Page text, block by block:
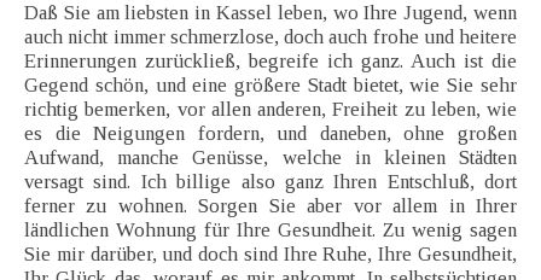
Daß Sie am liebsten in Kassel leben, wo Ihre Jugend, wenn
auch nicht immer schmerzlose, doch auch frohe und heitere
Erinnerungen zurückließ, begreife ich ganz. Auch ist die
Gegend schön, und eine größere Stadt bietet, wie Sie sehr
richtig bemerken, vor allen anderen, Freiheit zu leben, wie
es die Neigungen fordern, und daneben, ohne großen
Aufwand, manche Genüsse, welche in kleinen Städten
versagt sind. Ich billige also ganz Ihren Entschluß, dort
ferner zu wohnen. Sorgen Sie aber vor allem in Ihrer
ländlichen Wohnung für Ihre Gesundheit. Zu wenig sagen
Sie mir darüber, und doch sind Ihre Ruhe, Ihre Gesundheit,